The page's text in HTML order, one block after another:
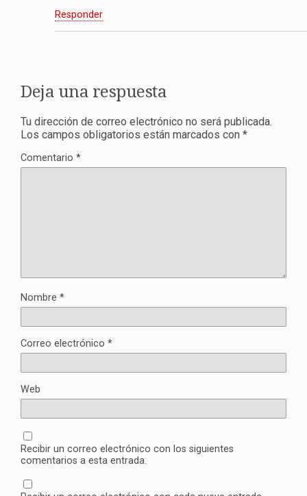
Responder
Deja una respuesta
Tu dirección de correo electrónico no será publicada.
Los campos obligatorios están marcados con *
Comentario *
Nombre *
Correo electrónico *
Web
Recibir un correo electrónico con los siguientes
comentarios a esta entrada.